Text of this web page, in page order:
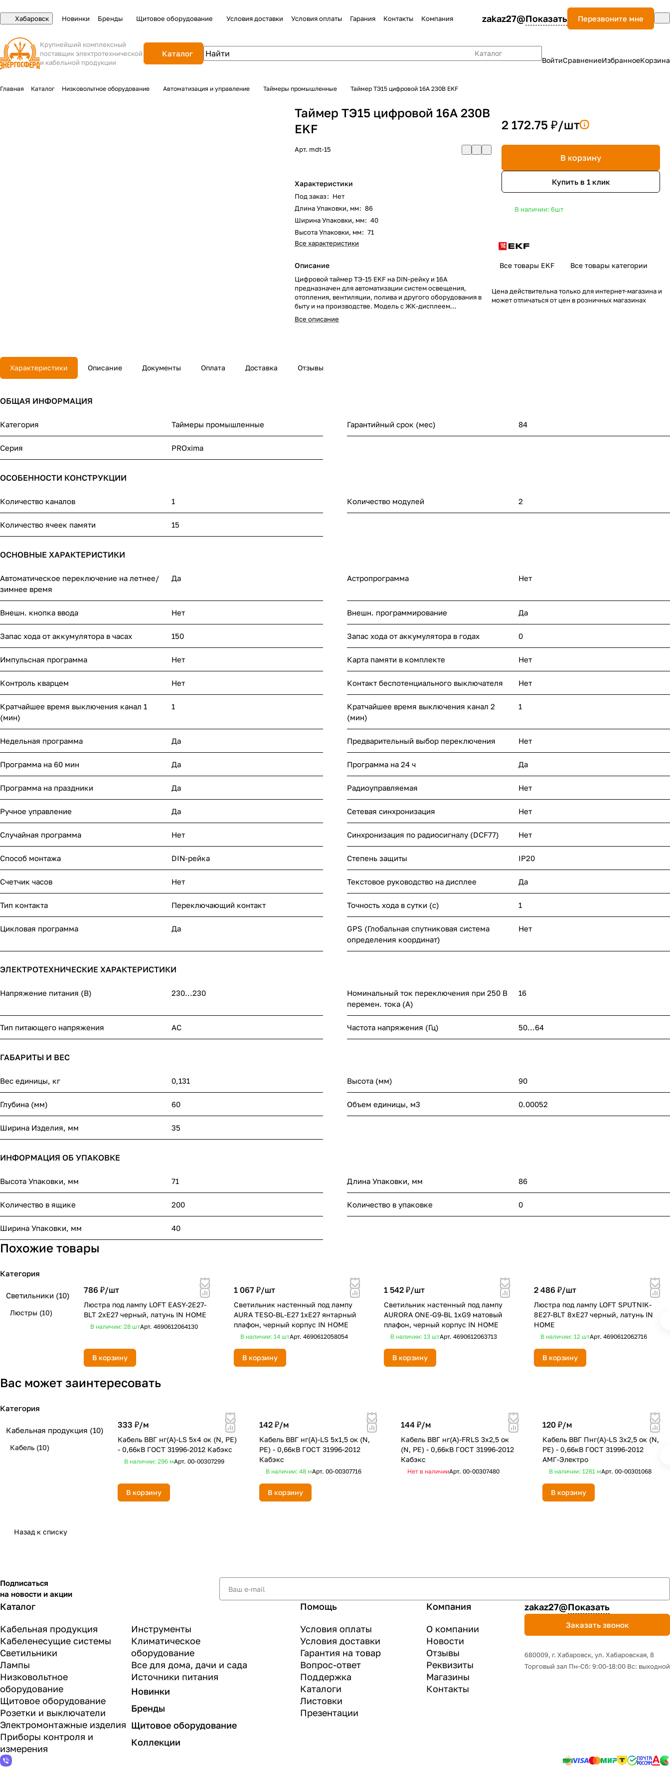
Хабаровск Новинки Бренды Щитовое оборудование Условия доставки Условия оплаты Гарания Контакты Компания zakaz27@Показать Перезвоните мне
Крупнейший комплексный
поставщик электротехнической
и кабельной продукции
Каталог
Каталог
ВойтиСравнениеИзбранноеКорзина
Главная Каталог Низковольтное оборудование Автоматизация и управление Таймеры промышленные Таймер ТЭ15 цифровой 16А 230В EKF
Таймер ТЭ15 цифровой 16А 230В
EKF
Арт. mdt-15
Характеристики
Под заказ: Нет
Длина Упаковки, мм: 86
Ширина Упаковки, мм: 40
Высота Упаковки, мм: 71
Все характеристики
Описание
Цифровой таймер ТЭ-15 EKF на DIN-рейку и 16А
предназначен для автоматизации систем освещения,
отопления, вентиляции, полива и другого оборудования в
быту и на производстве. Модель с ЖК-дисплеем
поддерживает до 16 недельных программ и 8 циклов
включения/отключения. Время настройки от 1 минуты до 168
Все описание
2 172.75 ₽/шт
В корзину
Купить в 1 клик
В наличии: 6шт
Все товары EKF Все товары категории
Цена действительна только для интернет-магазина и
может отличаться от цен в розничных магазинах
Характеристики Описание Документы Оплата Доставка Отзывы
ОБЩАЯ ИНФОРМАЦИЯ
Категория Таймеры промышленные Гарантийный срок (мес) 84
Серия PROxima
ОСОБЕННОСТИ КОНСТРУКЦИИ
Количество каналов 1 Количество модулей 2
Количество ячеек памяти 15
ОСНОВНЫЕ ХАРАКТЕРИСТИКИ
Автоматическое переключение на летнее/
зимнее время
Да Астропрограмма Нет
Внешн. кнопка ввода Нет Внешн. программирование Да
Запас хода от аккумулятора в часах 150 Запас хода от аккумулятора в годах 0
Импульсная программа Нет Карта памяти в комплекте Нет
Контроль кварцем Нет Контакт беспотенциального выключателя Нет
Кратчайшее время выключения канал 1
(мин)
1
Кратчайшее время выключения канал 2
(мин)
1
Недельная программа Да Предварительный выбор переключения Нет
Программа на 60 мин Да Программа на 24 ч Да
Программа на праздники Да Радиоуправляемая Нет
Ручное управление Да Сетевая синхронизация Нет
Случайная программа Нет Синхронизация по радиосигналу (DCF77) Нет
Способ монтажа DIN-рейка Степень защиты IP20
Счетчик часов Нет Текстовое руководство на дисплее Да
Тип контакта Переключающий контакт Точность хода в сутки (с) 1
Цикловая программа Да
GPS (Глобальная спутниковая система
определения координат)
Нет
ЭЛЕКТРОТЕХНИЧЕСКИЕ ХАРАКТЕРИСТИКИ
Напряжение питания (В) 230...230
Номинальный ток переключения при 250 В
перемен. тока (А)
16
Тип питающего напряжения AC Частота напряжения (Гц) 50...64
ГАБАРИТЫ И ВЕС
Вес единицы, кг 0,131 Высота (мм) 90
Глубина (мм) 60 Объем единицы, м3 0.00052
Ширина Изделия, мм 35
ИНФОРМАЦИЯ ОБ УПАКОВКЕ
Высота Упаковки, мм 71 Длина Упаковки, мм 86
Количество в ящике 200 Количество в упаковке 0
Ширина Упаковки, мм 40
Похожие товары
786 ₽/шт
Люстра под лампу LOFT EASY-2E27-
BLT 2хЕ27 черный, латунь IN HOME
В наличии: 28 штАрт. 4690612064130
В корзину
1 067 ₽/шт
Светильник настенный под лампу
AURA TESO-BL-E27 1хЕ27 янтарный
плафон, черный корпус IN HOME
В наличии: 14 штАрт. 4690612058054
В корзину
1 542 ₽/шт
Светильник настенный под лампу
AURORA ONE-G9-BL 1хG9 матовый
плафон, черный корпус IN HOME
В наличии: 13 штАрт. 4690612063713
В корзину
2 486 ₽/шт
Люстра под лампу LOFT SPUTNIK-
8E27-BLT 8хЕ27 черный, латунь IN
HOME
В наличии: 12 штАрт. 4690612062716
В корзину
Категория
Светильники (10)
Люстры (10)
Вас может заинтересовать
333 ₽/м
Кабель ВВГ нг(А)-LS 5х4 ок (N, PE)
- 0,66кВ ГОСТ 31996-2012 Кабэкс
В наличии: 296 мАрт. 00-00307299
В корзину
142 ₽/м
Кабель ВВГ нг(А)-LS 5х1,5 ок (N,
PE) - 0,66кВ ГОСТ 31996-2012
Кабэкс
В наличии: 48 мАрт. 00-00307716
В корзину
144 ₽/м
Кабель ВВГ нг(А)-FRLS 3х2,5 ок
(N, PE) - 0,66кВ ГОСТ 31996-2012
Кабэкс
Нет в наличииАрт. 00-00307480
120 ₽/м
Кабель ВВГ Пнг(А)-LS 3х2,5 ок (N,
PE) - 0,66кВ ГОСТ 31996-2012
АМГ-Электро
В наличии: 1261 мАрт. 00-00301068
В корзину
Категория
Кабельная продукция (10)
Кабель (10)
Назад к списку
Подписаться
на новости и акции
Каталог
Кабельная продукция
Кабеленесущие системы
Светильники
Лампы
Низковольтное
оборудование
Щитовое оборудование
Розетки и выключатели
Электромонтажные изделия
Приборы контроля и
измерения
Инструменты
Климатическое
оборудование
Все для дома, дачи и сада
Источники питания
Новинки
Бренды
Щитовое оборудование
Коллекции
Помощь
Условия оплаты
Условия доставки
Гарантия на товар
Вопрос-ответ
Поддержка
Каталоги
Листовки
Презентации
Компания
О компании
Новости
Отзывы
Реквизиты
Магазины
Контакты
zakaz27@Показать
Заказать звонок
680009, г. Хабаровск, ул. Хабаровская, 8
Торговый зал Пн-Сб: 9:00-18:00 Вс: выходной